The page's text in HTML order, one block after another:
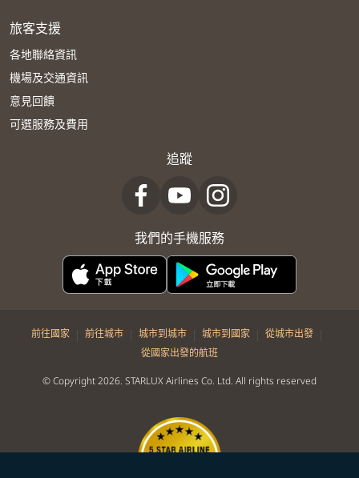
旅客支援
各地聯絡資訊
機場及交通資訊
意見回饋
可選服務及費用
追蹤
我們的手機服務
前往國家 | 前往城市 | 城市到城市 | 城市到國家 | 從城市出發 |
從國家出發的航班
© Copyright 2026. STARLUX Airlines Co. Ltd. All rights reserved